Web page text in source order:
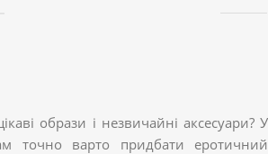
образи і незвичайні аксесуари? У
точно варто придбати еротичний